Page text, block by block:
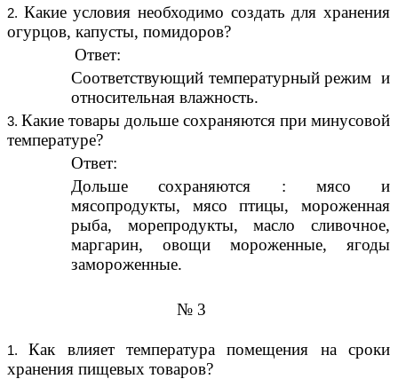
Какие условия необходимо создать для хранения
огурцов, капусты, помидоров?
Ответ:
Соответствующий температурный режим и
относительная влажность.
Какие товары дольше сохраняются при минусовой
температуре?
Ответ:
Дольше сохраняются : мясо и
мясопродукты, мясо птицы, мороженная
рыба, морепродукты, масло сливочное,
маргарин, овощи мороженные, ягоды
замороженные.
№ 3
Как влияет температура помещения на сроки
хранения пищевых товаров?